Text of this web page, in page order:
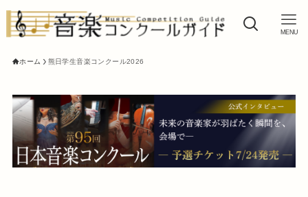
MENU
ホーム 熊日学生音楽コンクール2026